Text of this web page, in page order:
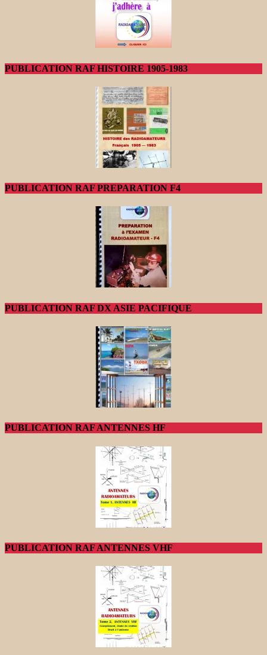
PUBLICATION RAF HISTOIRE 1905-1983
PUBLICATION RAF PREPARATION F4
PUBLICATION RAF DX ASIE PACIFIQUE
PUBLICATION RAF ANTENNES HF
PUBLICATION RAF ANTENNES VHF